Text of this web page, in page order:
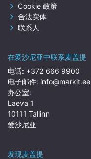
Cookie 政策
合法实体
联系人
在爱沙尼亚中联系麦盖提
电话: +372 666 9900
电子邮件: info@markit.ee
办公室:
Laeva 1
10111 Tallinn
爱沙尼亚
发现麦盖提